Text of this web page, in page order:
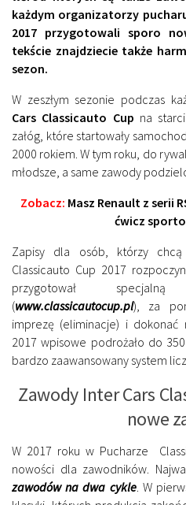
każdym organizatorzy
2017 przygotowali sporo
tekście znajdziecie także
sezon.
W zeszłym sezonie podczas
Cars Classicauto Cup na
załóg, które startowały
2000 rokiem. W tym roku, do
młodsze, a same zawody
Zobacz: Masz Renault z serii
ćwicz
Zapisy dla osób, którzy
Classicauto Cup 2017
przygotował
(www.classicautocup.pl), za
imprezę (eliminacje) i dokonać
2017 wpisowe podrożało do
bardzo zaawansowany system
Zawody Inter Cars
nowe
W 2017 roku w Pucharze
nowości dla zawodników.
zawodów na dwa cykle. W